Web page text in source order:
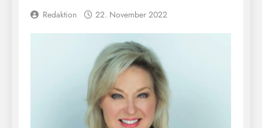
Redaktion 22. November 2022